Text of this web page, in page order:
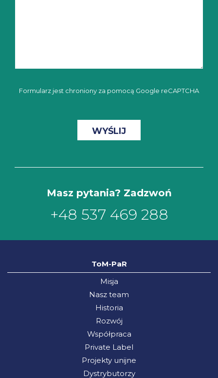
Formularz jest chroniony za pomocą Google reCAPTCHA
Masz pytania? Zadzwoń
+48 537 469 288
ToM-PaR
Misja
Nasz team
Historia
Rozwój
Współpraca
Private Label
Projekty unijne
Dystrybutorzy